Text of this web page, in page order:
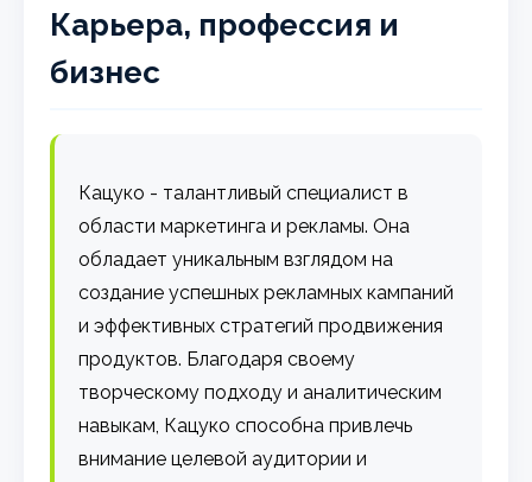
Карьера, профессия и
бизнес
Кацуко - талантливый специалист в
области маркетинга и рекламы. Она
обладает уникальным взглядом на
создание успешных рекламных кампаний
и эффективных стратегий продвижения
продуктов. Благодаря своему
творческому подходу и аналитическим
навыкам, Кацуко способна привлечь
внимание целевой аудитории и